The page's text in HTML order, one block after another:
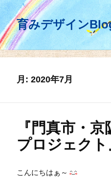
育みデザイン
月:2020年7月
『門真市・
プロジェクト
こんにちはぁ～